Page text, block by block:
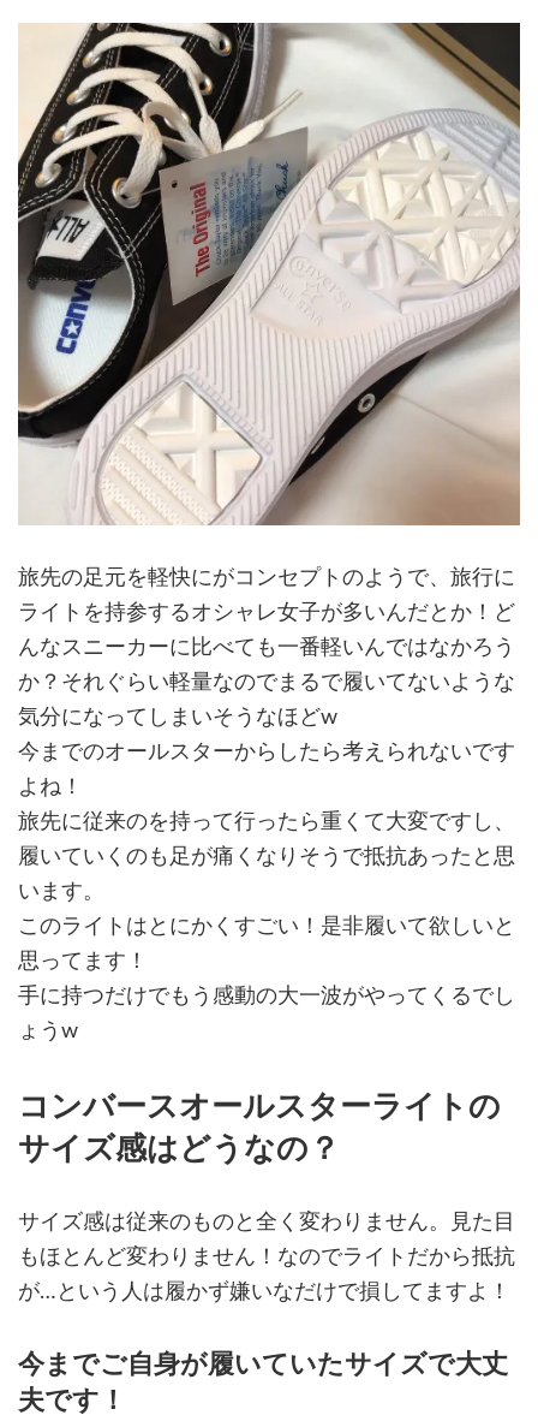
旅先の足元を軽快にがコンセプトのようで、旅行に
ライトを持参するオシャレ女子が多いんだとか！ど
んなスニーカーに比べても一番軽いんではなかろう
か？それぐらい軽量なのでまるで履いてないような
気分になってしまいそうなほどw
今までのオールスターからしたら考えられないです
よね！
旅先に従来のを持って行ったら重くて大変ですし、
履いていくのも足が痛くなりそうで抵抗あったと思
います。
このライトはとにかくすごい！是非履いて欲しいと
思ってます！
手に持つだけでもう感動の大一波がやってくるでし
ょうw
コンバースオールスターライトの
サイズ感はどうなの？
サイズ感は従来のものと全く変わりません。見た目
もほとんど変わりません！なのでライトだから抵抗
が…という人は履かず嫌いなだけで損してますよ！
今までご自身が履いていたサイズで大丈
夫です！